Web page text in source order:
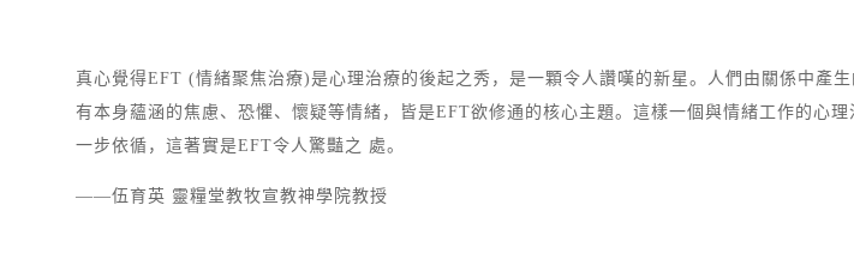
真心覺得EFT (情緒聚焦治療)是心理治療的後起之秀，是一顆令人讚嘆的新星。人們由關係中產
有本身蘊涵的焦慮、恐懼、懷疑等情緒，皆是EFT欲修通的核心主題。這樣一個與情緒工作的心
一步依循，這著實是EFT令人驚豔之 處。
——伍育英 靈糧堂教牧宣教神學院教授